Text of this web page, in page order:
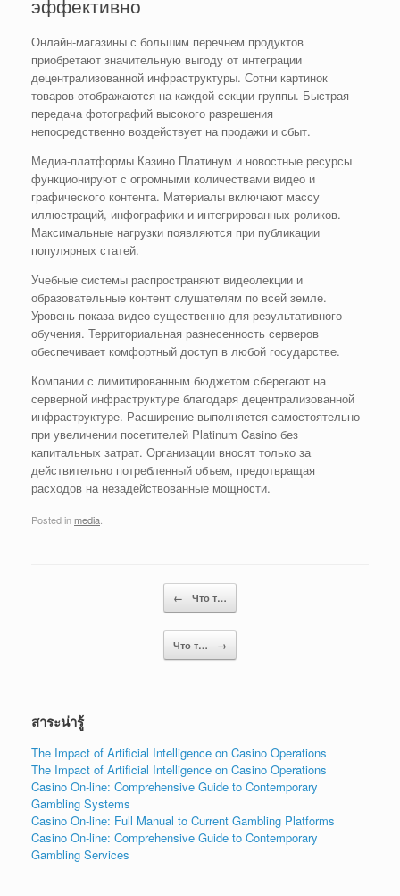
эффективно
Онлайн-магазины с большим перечнем продуктов
приобретают значительную выгоду от интеграции
децентрализованной инфраструктуры. Сотни картинок
товаров отображаются на каждой секции группы. Быстрая
передача фотографий высокого разрешения
непосредственно воздействует на продажи и сбыт.
Медиа-платформы Казино Платинум и новостные ресурсы
функционируют с огромными количествами видео и
графического контента. Материалы включают массу
иллюстраций, инфографики и интегрированных роликов.
Максимальные нагрузки появляются при публикации
популярных статей.
Учебные системы распространяют видеолекции и
образовательные контент слушателям по всей земле.
Уровень показа видео существенно для результативного
обучения. Территориальная разнесенность серверов
обеспечивает комфортный доступ в любой государстве.
Компании с лимитированным бюджетом сберегают на
серверной инфраструктуре благодаря децентрализованной
инфраструктуре. Расширение выполняется самостоятельно
при увеличении посетителей Platinum Casino без
капитальных затрат. Организации вносят только за
действительно потребленный объем, предотвращая
расходов на незадействованные мощности.
Posted inmedia.
← Что т…
Что т… →
สาระน่ารู้
The Impact of Artificial Intelligence on Casino Operations
The Impact of Artificial Intelligence on Casino Operations
Casino On-line: Comprehensive Guide to Contemporary
Gambling Systems
Casino On-line: Full Manual to Current Gambling Platforms
Casino On-line: Comprehensive Guide to Contemporary
Gambling Services